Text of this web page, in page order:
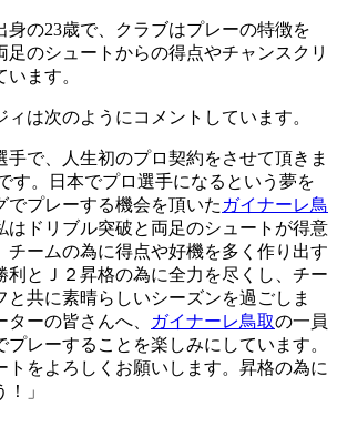
身の23歳で、クラブはプレーの特徴を
足のシュートからの得点やチャンスクリ
ます。
ィは次のようにコメントしています。
手で、人生初のプロ契約をさせて頂きま
す。日本でプロ選手になるという夢を
でプレーする機会を頂いた ガイナーレ鳥
はドリブル突破と両足のシュートが得意
チームの為に得点や好機を多く作り出す
利とＪ２昇格の為に全力を尽くし、チー
と共に素晴らしいシーズンを過ごしま
ーの皆さんへ、
ガイナーレ鳥取の一員
プレーすることを楽しみにしています。
トをよろしくお願いします。昇格の為に
」